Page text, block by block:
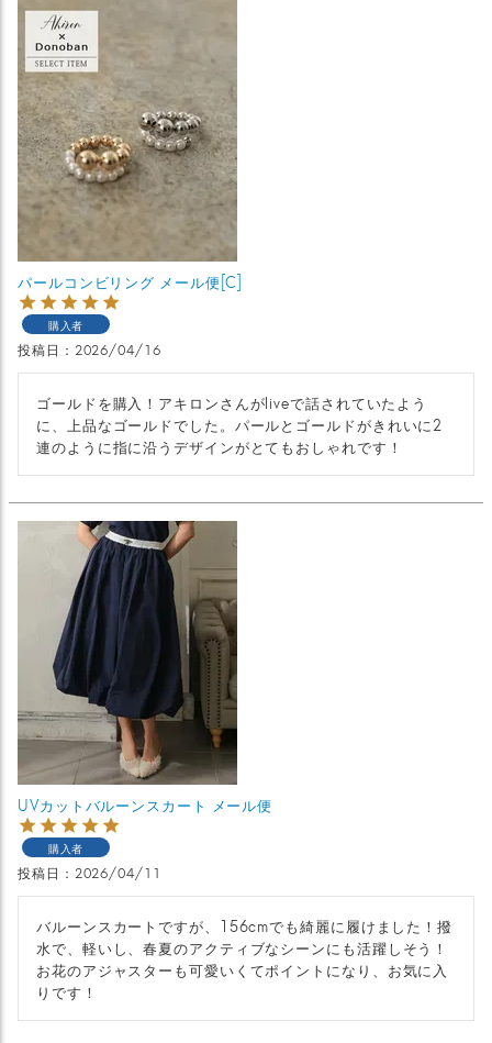
パールコンビリング メール便[C]
購入者
投稿日 2026/04/16
ゴールドを購入！アキロンさんがliveで話されていたよう
に、上品なゴールドでした。パールとゴールドがきれいに2
連のように指に沿うデザインがとてもおしゃれです！
UVカットバルーンスカート メール便
購入者
投稿日 2026/04/11
バルーンスカートですが、156cmでも綺麗に履けました！撥
水で、軽いし、春夏のアクティブなシーンにも活躍しそう！
お花のアジャスターも可愛いくてポイントになり、お気に入
りです！